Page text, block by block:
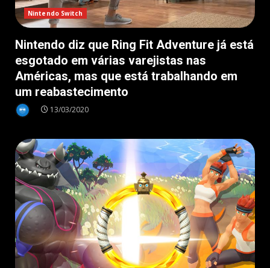
Nintendo Switch
Nintendo diz que Ring Fit Adventure já está
esgotado em várias varejistas nas
Américas, mas que está trabalhando em
um reabastecimento
13/03/2020